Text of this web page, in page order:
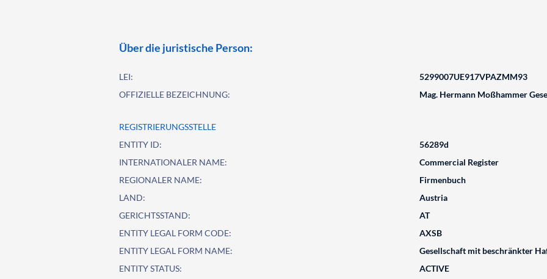
Über die juristische Person:
LEI:
5299007UE917VPAZMM93
OFFIZIELLE BEZEICHNUNG:
Mag. Hermann Moßhammer
REGISTRIERUNGSSTELLE
ENTITY ID:
56289d
INTERNATIONALER NAME:
Commercial Register
REGIONALER NAME:
Firmenbuch
LAND:
Austria
GERICHTSSTAND:
AT
ENTITY LEGAL FORM CODE:
AXSB
ENTITY LEGAL FORM NAME:
Gesellschaft mit beschränkter
ENTITY STATUS:
ACTIVE